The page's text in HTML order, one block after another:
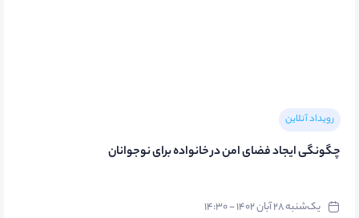
رویداد آنلاین
چگونگی ایجاد فضای امن در خانواده برای نوجوانان
یک‌شنبه ۲۸ آبان ۱۴۰۲ - ۱۴:۳۰